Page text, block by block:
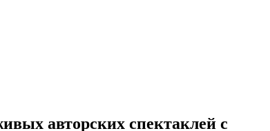
авторских спектаклей с